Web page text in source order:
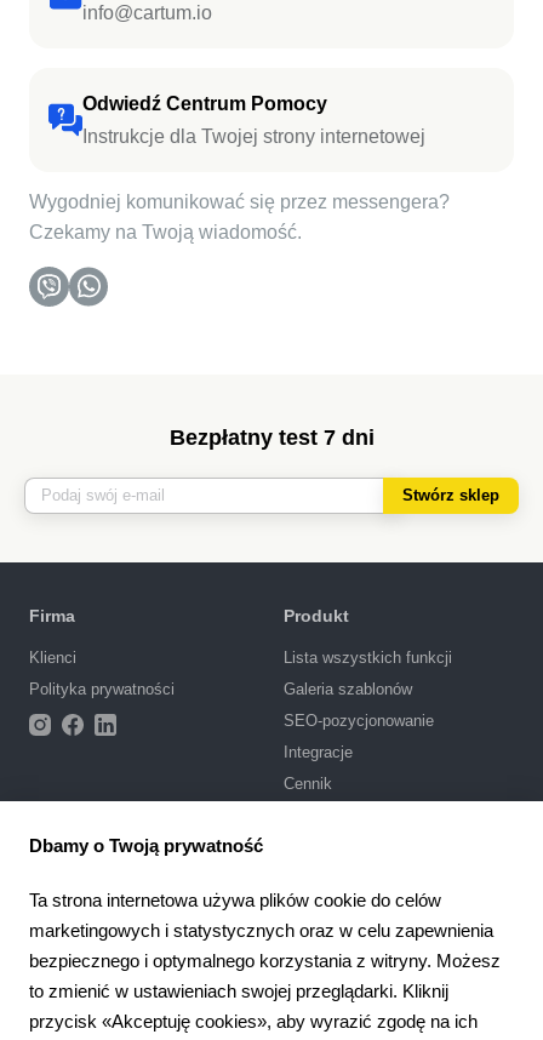
info@cartum.io
Odwiedź Centrum Pomocy
Instrukcje dla Twojej strony internetowej
Wygodniej komunikować się przez messengera?
Czekamy na Twoją wiadomość.
Bezpłatny test 7 dni
Stwórz sklep
Firma
Klienci
Polityka prywatności
Produkt
Lista wszystkich funkcji
Galeria szablonów
SEO-pozycjonowanie
Integracje
Cennik
Wsparcie
Zadaj pytanie
Warunki korzystania
Partnerstwo 4.6 924opinie
Dbamy o Twoją prywatność
Ta strona internetowa używa plików cookie do celów
marketingowych i statystycznych oraz w celu zapewnienia
bezpiecznego i optymalnego korzystania z witryny. Możesz
to zmienić w ustawieniach swojej przeglądarki. Kliknij
przycisk «Akceptuję cookies», aby wyrazić zgodę na ich